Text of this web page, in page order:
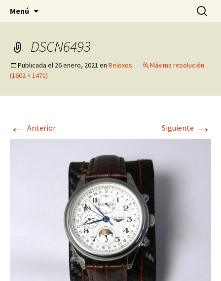
Quintasnovas
Pagina sobre licores,viño, cervexa, sidra,
receitas, fotografia, agricultura, informatica,
linux e outras afeccións
Menú Buscar:
DSCN6493
Publicada el 26 enero, 2021 en Reloxos
Máxima resolución
(1602 × 1471)
← Anterior Siguiente →